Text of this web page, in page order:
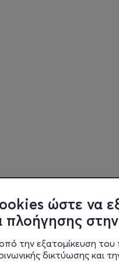
ώστε να
πλοήγησης
την εξατομίκευση του
δικτύωσης και